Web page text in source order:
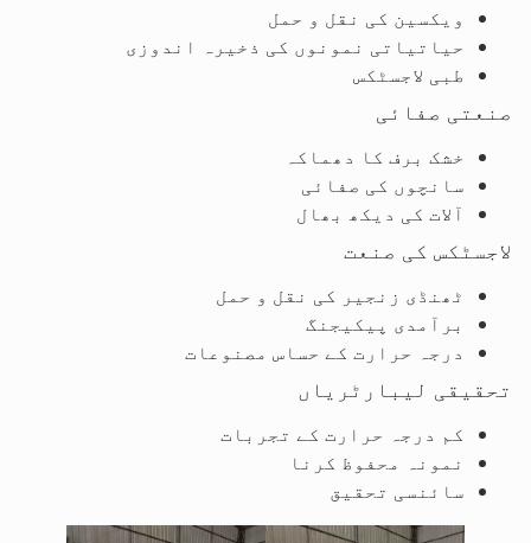
ویکسین کی نقل و حمل
حیاتیاتی نمونوں کی ذخیرہ اندوزی
طبی لاجسٹکس
صنعتی صفائی
خشک برف کا دھماکہ
سانچوں کی صفائی
آلات کی دیکھ بھال
لاجسٹکس کی صنعت
ٹھنڈی زنجیر کی نقل و حمل
برآمدی پیکیجنگ
درجہ حرارت کے حساس مصنوعات
تحقیقی لیبارٹریاں
کم درجہ حرارت کے تجربات
نمونہ محفوظ کرنا
سائنسی تحقیق